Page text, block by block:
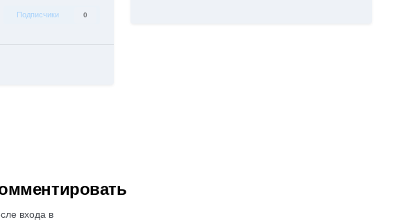
Подписчики 0
входа в